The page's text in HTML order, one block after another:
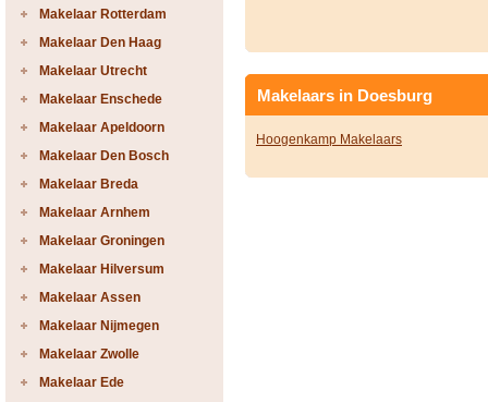
Makelaar Rotterdam
Makelaar Den Haag
Makelaar Utrecht
Makelaar Enschede
Makelaar Apeldoorn
Makelaar Den Bosch
Makelaar Breda
Makelaar Arnhem
Makelaar Groningen
Makelaar Hilversum
Makelaar Assen
Makelaar Nijmegen
Makelaar Zwolle
Makelaar Ede
Makelaars in Doesburg
Hoogenkamp Makelaars